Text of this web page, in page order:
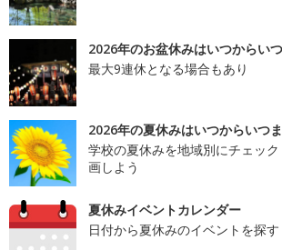
2026年のお盆休みはいつからい
最大9連休となる場合もあり
2026年の夏休みはいつからいつ
学校の夏休みを地域別にチェッ
画しよう
夏休みイベントカレンダー
日付から夏休みのイベントを探す